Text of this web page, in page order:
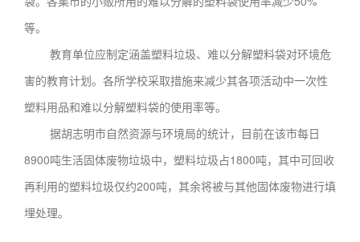
等。
教育单位应制定涵盖塑料垃圾、难以分解塑料袋对环境危
害的教育计划。各所学校采取措施来减少其各项活动中一次性
塑料用品和难以分解塑料袋的使用率等。
据胡志明市自然资源与环境局的统计，目前在该市每日
8900吨生活固体废物垃圾中，塑料垃圾占1800吨，其中可回收
再利用的塑料垃圾仅约200吨，其余将被与其他固体废物进行填
埋处理。